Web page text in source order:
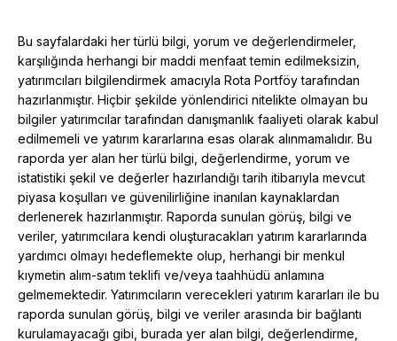
Bu sayfalardaki her türlü bilgi, yorum ve değerlendirmeler,
karşılığında herhangi bir maddi menfaat temin edilmeksizin,
yatırımcıları bilgilendirmek amacıyla Rota Portföy tarafından
hazırlanmıştır. Hiçbir şekilde yönlendirici nitelikte olmayan bu
bilgiler yatırımcılar tarafından danışmanlık faaliyeti olarak kabul
edilmemeli ve yatırım kararlarına esas olarak alınmamalıdır. Bu
raporda yer alan her türlü bilgi, değerlendirme, yorum ve
istatistiki şekil ve değerler hazırlandığı tarih itibarıyla mevcut
piyasa koşulları ve güvenilirliğine inanılan kaynaklardan
derlenerek hazırlanmıştır. Raporda sunulan görüş, bilgi ve
veriler, yatırımcılara kendi oluşturacakları yatırım kararlarında
yardımcı olmayı hedeflemekte olup, herhangi bir menkul
kıymetin alım-satım teklifi ve/veya taahhüdü anlamına
gelmemektedir. Yatırımcıların verecekleri yatırım kararları ile bu
raporda sunulan görüş, bilgi ve veriler arasında bir bağlantı
kurulamayacağı gibi, burada yer alan bilgi, değerlendirme,